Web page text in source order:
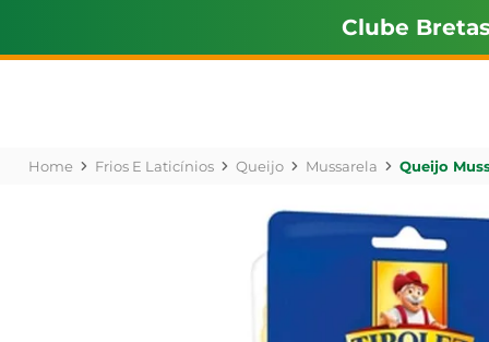
Clube Bretas
Frios E Laticínios Queijo Mussarela Queijo